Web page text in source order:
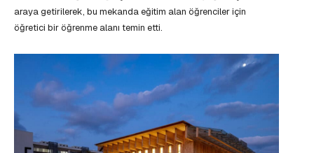
araya getirilerek, bu mekanda eğitim alan öğrenciler için
öğretici bir öğrenme alanı temin etti.